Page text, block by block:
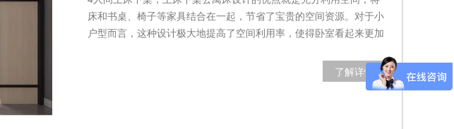
床和书桌、椅子等家具结合在一起，节省了宝贵的空间资源。对于小
户型而言，这种设计极大地提高了空间利用率，使得卧室看起来更加
了解详情